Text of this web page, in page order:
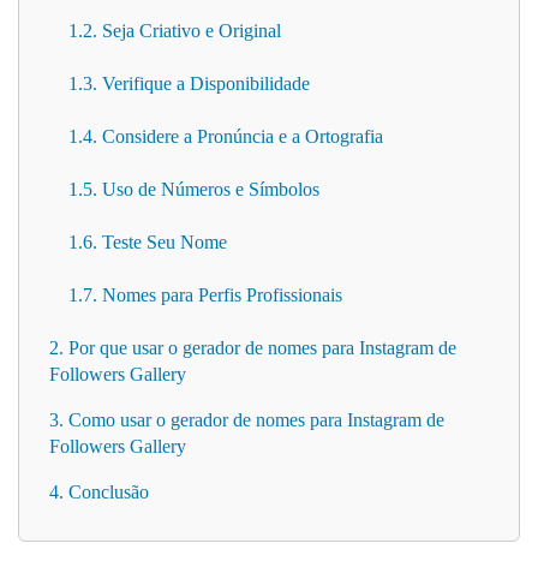
1.2. Seja Criativo e Original
1.3. Verifique a Disponibilidade
1.4. Considere a Pronúncia e a Ortografia
1.5. Uso de Números e Símbolos
1.6. Teste Seu Nome
1.7. Nomes para Perfis Profissionais
2. Por que usar o gerador de nomes para Instagram de
Followers Gallery
3. Como usar o gerador de nomes para Instagram de
Followers Gallery
4. Conclusão